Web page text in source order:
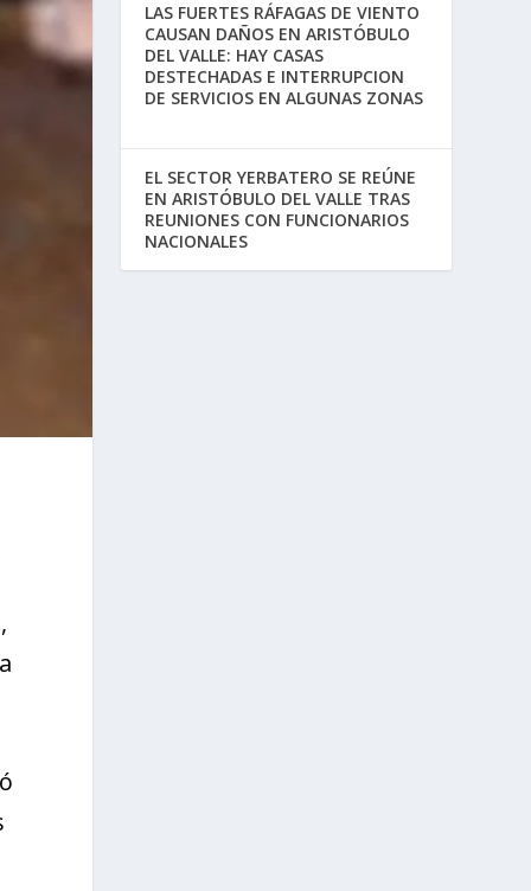
LAS FUERTES RÁFAGAS DE VIENTO
CAUSAN DAÑOS EN ARISTÓBULO
DEL VALLE: HAY CASAS
DESTECHADAS E INTERRUPCION
DE SERVICIOS EN ALGUNAS ZONAS
EL SECTOR YERBATERO SE REÚNE
EN ARISTÓBULO DEL VALLE TRAS
REUNIONES CON FUNCIONARIOS
NACIONALES